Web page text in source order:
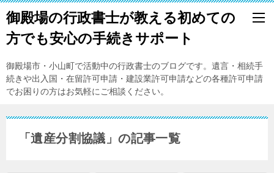
御殿場の行政書士が教える初めての
方でも安心の手続きサポート
御殿場市・小山町で活動中の行政書士のブログです。遺言・相続手
続きや出入国・在留許可申請・建設業許可申請などの各種許可申請
でお困りの方はお気軽にご相談ください。
「遺産分割協議」の記事一覧